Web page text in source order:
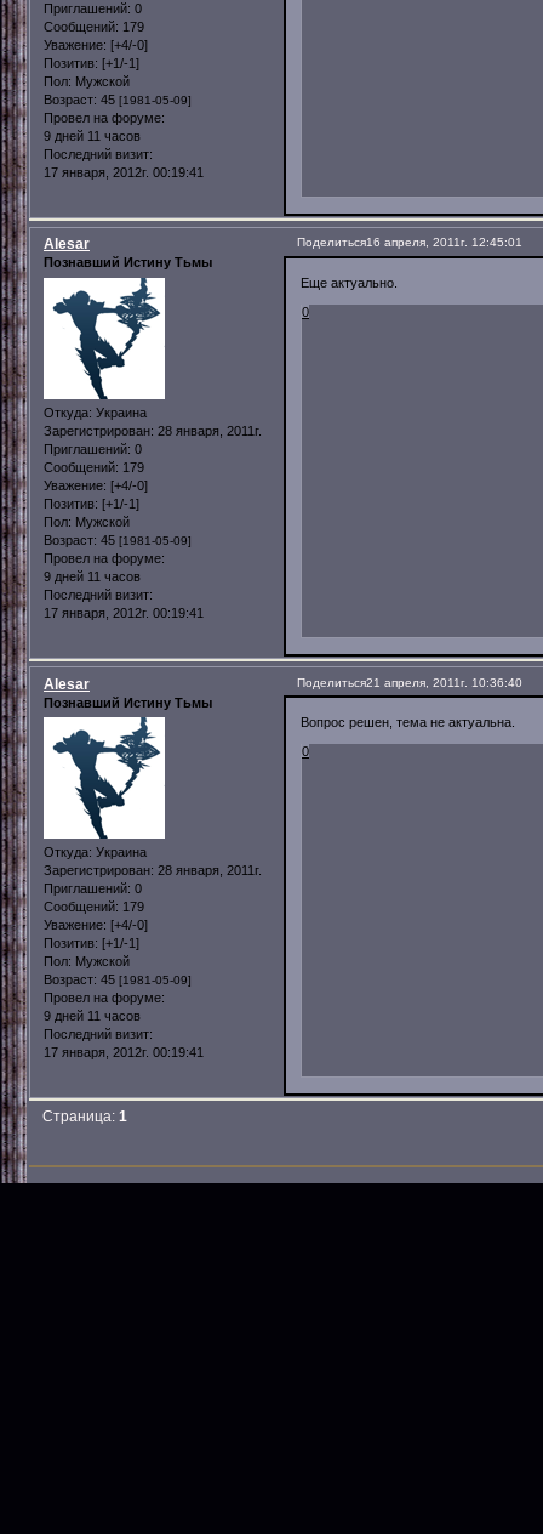
Приглашений: 0
Сообщений: 179
Уважение: [+4/-0]
Позитив: [+1/-1]
Пол: Мужской
Возраст: 45 [1981-05-09]
Провел на форуме:
9 дней 11 часов
Последний визит:
17 января, 2012г. 00:19:41
Поделиться16 апреля, 2011г. 12:45:01
Alesar
Познавший Истину Тьмы
Откуда: Украина
Зарегистрирован: 28 января, 2011г.
Приглашений: 0
Сообщений: 179
Уважение: [+4/-0]
Позитив: [+1/-1]
Пол: Мужской
Возраст: 45 [1981-05-09]
Провел на форуме:
9 дней 11 часов
Последний визит:
17 января, 2012г. 00:19:41
Еще актуально.
0
Поделиться21 апреля, 2011г. 10:36:40
Alesar
Познавший Истину Тьмы
Откуда: Украина
Зарегистрирован: 28 января, 2011г.
Приглашений: 0
Сообщений: 179
Уважение: [+4/-0]
Позитив: [+1/-1]
Пол: Мужской
Возраст: 45 [1981-05-09]
Провел на форуме:
9 дней 11 часов
Последний визит:
17 января, 2012г. 00:19:41
Вопрос решен, тема не актуальна.
0
Страница:1